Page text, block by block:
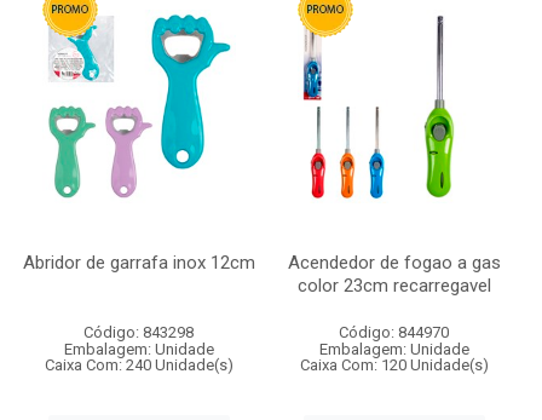
Abridor de garrafa inox 12cm
Código: 843298
Embalagem: Unidade
Caixa Com: 240 Unidade(s)
Acendedor de fogao a gas
color 23cm recarregavel
Código: 844970
Embalagem: Unidade
Caixa Com: 120 Unidade(s)